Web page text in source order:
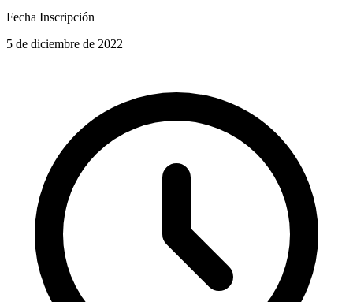
Fecha Inscripción
5 de diciembre de 2022